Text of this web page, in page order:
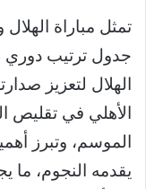
تمثل مباراة
جدول ترتيب
الهلال لتعزيز
الأهلي في تقليص
الموسم، وتبرز
يقدمه النجوم، ما